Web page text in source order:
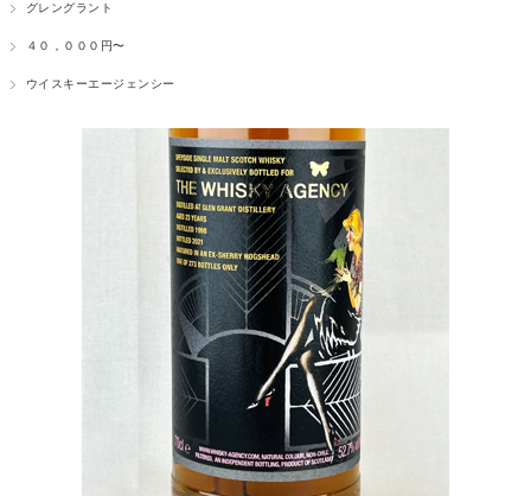
グレングラント
４０，０００円〜
ウイスキーエージェンシー